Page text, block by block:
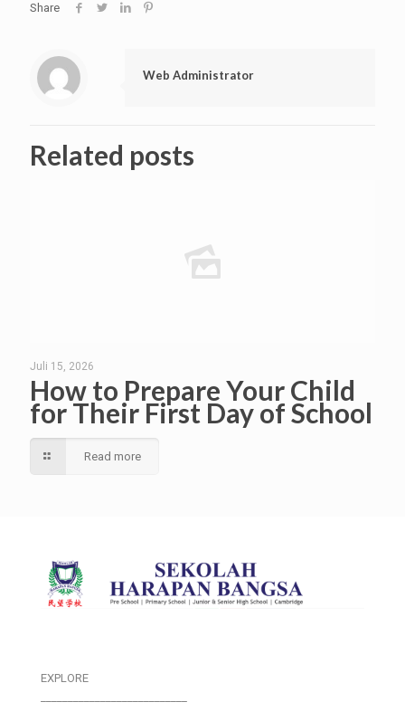
Share
Web Administrator
Related posts
Juli 15, 2026
How to Prepare Your Child
for Their First Day of School
Read more
EXPLORE